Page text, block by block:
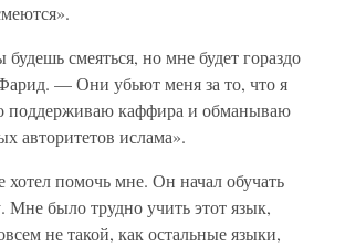
смеяться, но мне будет гораздо
— Они убьют меня за то, что я
поддерживаю каффира и обманываю
авторитетов ислама».
помочь мне. Он начал обучать
Мне было трудно учить этот язык,
не такой, как остальные языки,